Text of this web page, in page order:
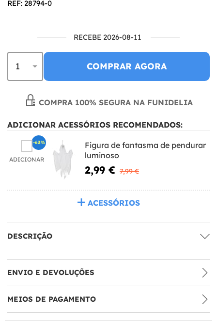
REF: 28794-0
RECEBE 2026-08-11
COMPRAR AGORA
COMPRA 100% SEGURA NA FUNIDELIA
ADICIONAR ACESSÓRIOS RECOMENDADOS:
ADICIONAR
Figura de fantasma de pendurar
luminoso
2,99 € 7,99 €
-63%
ACESSÓRIOS
DESCRIÇÃO
ENVIO E DEVOLUÇÕES
MEIOS DE PAGAMENTO